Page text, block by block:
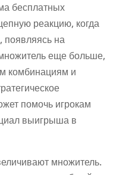
бесплатных
реакцию, когда
появляясь на
еще больше,
комбинациям и
помочь игрокам
выигрыша в
множитель.